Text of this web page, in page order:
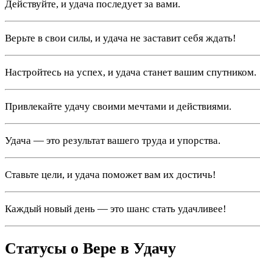
Действуйте, и удача последует за вами.
Верьте в свои силы, и удача не заставит себя ждать!
Настройтесь на успех, и удача станет вашим спутником.
Привлекайте удачу своими мечтами и действиями.
Удача — это результат вашего труда и упорства.
Ставьте цели, и удача поможет вам их достичь!
Каждый новый день — это шанс стать удачливее!
Статусы о Вере в Удачу